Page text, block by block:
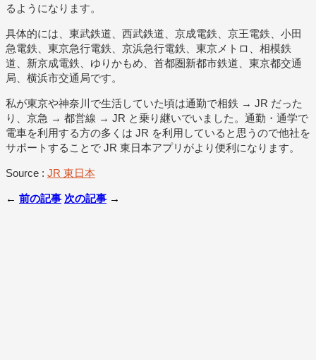
るようになります。
具体的には、東武鉄道、西武鉄道、京成電鉄、京王電鉄、小田
急電鉄、東京急行電鉄、京浜急行電鉄、東京メトロ、相模鉄
道、新京成電鉄、ゆりかもめ、首都圏新都市鉄道、東京都交通
局、横浜市交通局です。
私が東京や神奈川で生活していた頃は通勤で相鉄 → JR だった
り、京急 → 都営線 → JR と乗り継いでいました。通勤・通学で
電車を利用する方の多くは JR を利用していると思うので他社を
サポートすることで JR 東日本アプリがより便利になります。
Source : JR 東日本
← 前の記事 次の記事 →